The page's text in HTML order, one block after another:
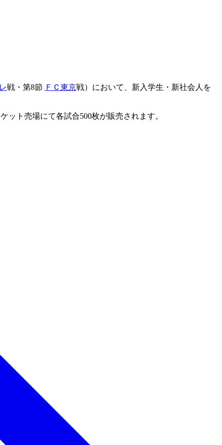
戦・第8節 ＦＣ東京戦）において、新入学生・新社会人を
ット売場にて各試合500枚が販売されます。